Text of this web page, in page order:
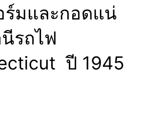
มและกอดแน่
รถไฟ
ปี 1945